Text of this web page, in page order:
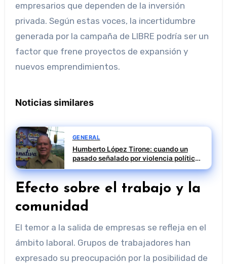
empresarios que dependen de la inversión
privada. Según estas voces, la incertidumbre
generada por la campaña de LIBRE podría ser un
factor que frene proyectos de expansión y
nuevos emprendimientos.
Noticias similares
GENERAL
Humberto López Tirone: cuando un
pasado señalado por violencia política
alcanza a IBEROATUR
Efecto sobre el trabajo y la
comunidad
El temor a la salida de empresas se refleja en el
ámbito laboral. Grupos de trabajadores han
expresado su preocupación por la posibilidad de